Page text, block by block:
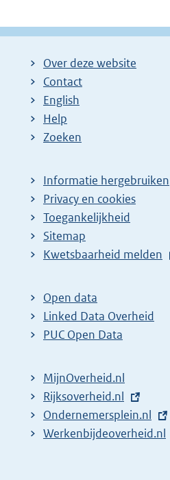
Over deze website
Contact
English
Help
Zoeken
Informatie hergebruiken
Privacy en cookies
Toegankelijkheid
Sitemap
E
t
e
r
l
i
n
k
Kwetsbaarheid melden
Open data
Linked Data Overheid
PUC Open Data
MijnOverheid.nl
E
x
t
Rijksoverheid.nl
e
x
E
x
Ondernemersplein.nl
e
E
Werkenbijdeoverheid.nl